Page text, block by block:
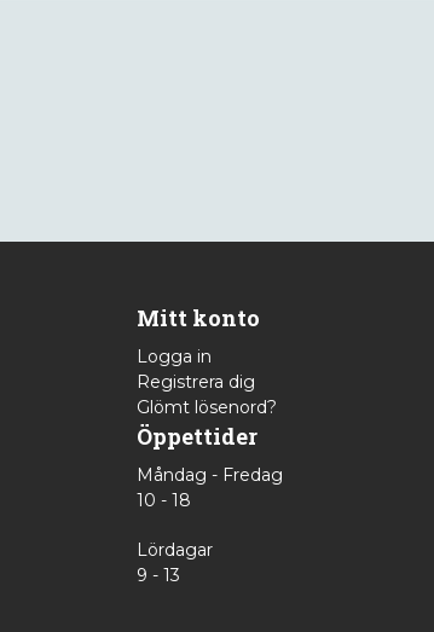
Mitt konto
Logga in
Registrera dig
Glömt lösenord?
Öppettider
Måndag - Fredag
10 - 18
Lördagar
9 - 13